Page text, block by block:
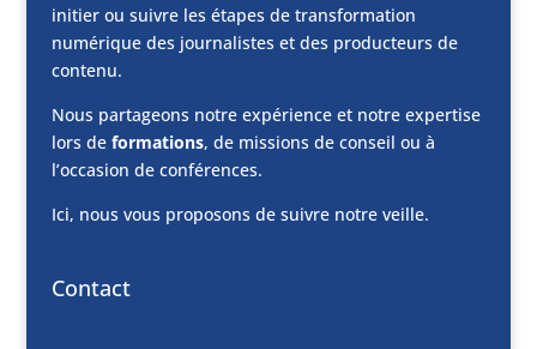
initier ou suivre les étapes de transformation
numérique des journalistes et des producteurs de
contenu.
Nous partageons notre expérience et notre expertise
lors de formations, de missions de conseil ou à
l’occasion de conférences.
Ici, nous vous proposons de suivre notre veille.
Contact